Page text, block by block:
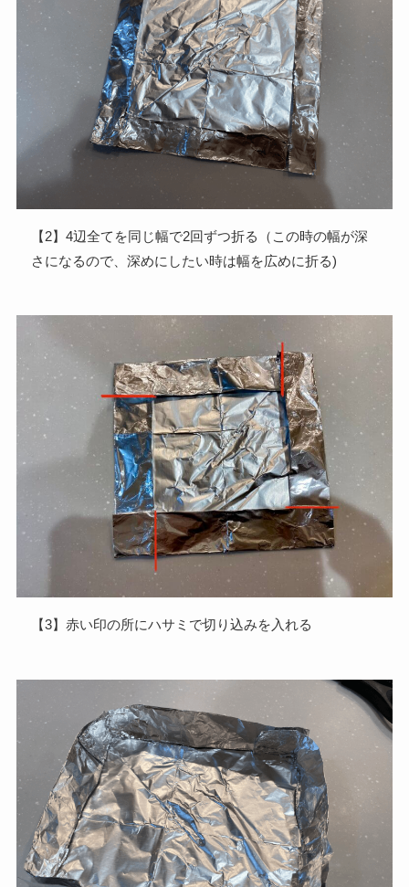
【2】4辺全てを同じ幅で2回ずつ折る（この時の幅が深
さになるので、深めにしたい時は幅を広めに折る)
【3】赤い印の所にハサミで切り込みを入れる